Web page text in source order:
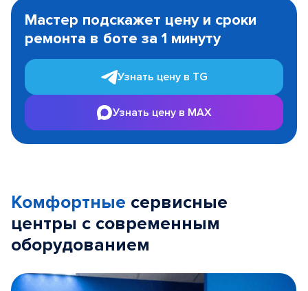
1
Мастер подскажет цену и сроки
ремонта в боте за 1 минуту
Узнать цену в TG
Узнать цену в MAX
Комфортные сервисные
центры с современным
оборудованием